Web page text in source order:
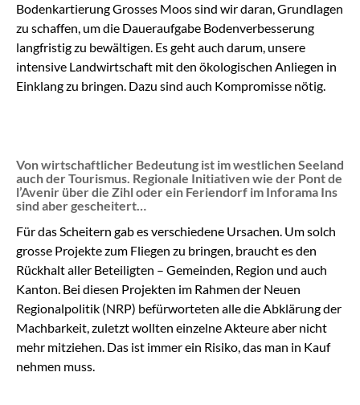
Bodenkartierung Grosses Moos sind wir daran, Grundlagen
zu schaffen, um die Daueraufgabe Bodenverbesserung
langfristig zu bewältigen. Es geht auch darum, unsere
intensive Landwirtschaft mit den ökologischen Anliegen in
Einklang zu bringen. Dazu sind auch Kompromisse nötig.
Von wirtschaftlicher Bedeutung ist im westlichen Seeland
auch der Tourismus. Regionale Initiativen wie der Pont de
l’Avenir über die Zihl oder ein Feriendorf im Inforama Ins
sind aber gescheitert…
Für das Scheitern gab es verschiedene Ursachen. Um solch
grosse Projekte zum Fliegen zu bringen, braucht es den
Rückhalt aller Beteiligten – Gemeinden, Region und auch
Kanton. Bei diesen Projekten im Rahmen der Neuen
Regionalpolitik (NRP) befürworteten alle die Abklärung der
Machbarkeit, zuletzt wollten einzelne Akteure aber nicht
mehr mitziehen. Das ist immer ein Risiko, das man in Kauf
nehmen muss.